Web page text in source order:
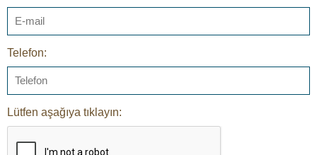
Telefon:
Lütfen aşağıya tıklayın: